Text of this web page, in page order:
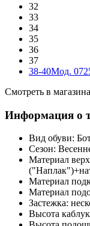
32
33
34
35
36
37
38-40Мод.
Смотреть в
Информация о
Вид обуви:
Сезон:
Материал
Материал
Материал
Застежка:
Высота